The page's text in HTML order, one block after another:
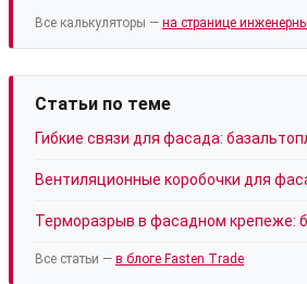
Все калькуляторы — на странице
Статьи по теме
Гибкие связи для фасада:
Вентиляционные коробочки для
Терморазрыв в фасадном крепеже:
Все статьи — в блоге Fasten Trade